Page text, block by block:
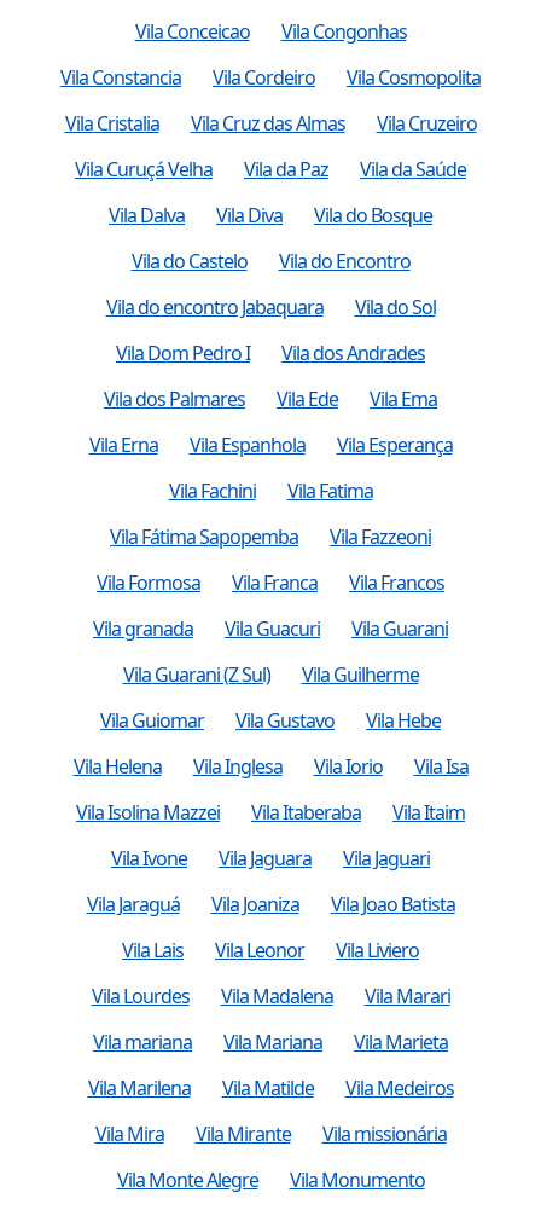
Vila Conceicao
Vila Congonhas
Vila Constancia
Vila Cordeiro
Vila Cosmopolita
Vila Cristalia
Vila Cruz das Almas
Vila Cruzeiro
Vila Curuçá Velha
Vila da Paz
Vila da Saúde
Vila Dalva
Vila Diva
Vila do Bosque
Vila do Castelo
Vila do Encontro
Vila do encontro Jabaquara
Vila do Sol
Vila Dom Pedro I
Vila dos Andrades
Vila dos Palmares
Vila Ede
Vila Ema
Vila Erna
Vila Espanhola
Vila Esperança
Vila Fachini
Vila Fatima
Vila Fátima Sapopemba
Vila Fazzeoni
Vila Formosa
Vila Franca
Vila Francos
Vila granada
Vila Guacuri
Vila Guarani
Vila Guarani (Z Sul)
Vila Guilherme
Vila Guiomar
Vila Gustavo
Vila Hebe
Vila Helena
Vila Inglesa Vila Iorio
Vila Isa
Vila Isolina Mazzei
Vila Itaberaba
Vila Itaim
Vila Ivone
Vila Jaguara
Vila Jaguari
Vila Jaraguá
Vila Joaniza
Vila Joao Batista
Vila Lais
Vila Leonor
Vila Liviero
Vila Lourdes
Vila Madalena
Vila Marari
Vila mariana
Vila Mariana
Vila Marieta
Vila Marilena
Vila Matilde
Vila Medeiros
Vila Mira
Vila Mirante
Vila missionária
Vila Monte Alegre
Vila Monumento